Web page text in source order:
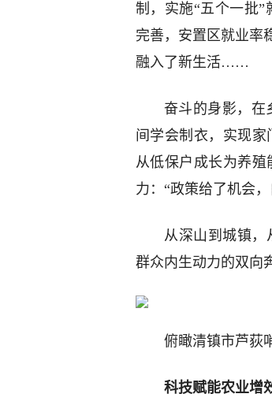
制，实施“五个一批
完善，安置区就业率
融入了新生活……
奋斗的身影，在
间学会制衣，实现家
从低保户成长为养
力：“政策给了机会
从深山到城镇，
群众内生动力的双向
俯瞰清镇市芦荻
科技赋能农业增